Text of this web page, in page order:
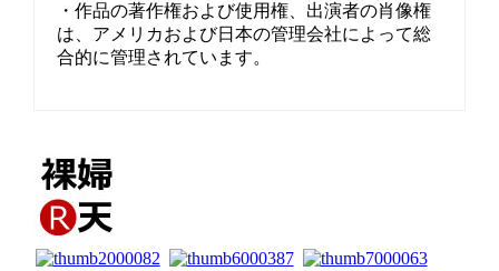
・作品の著作権および使用権、出演者の肖像権
は、アメリカおよび日本の管理会社によって総
合的に管理されています。